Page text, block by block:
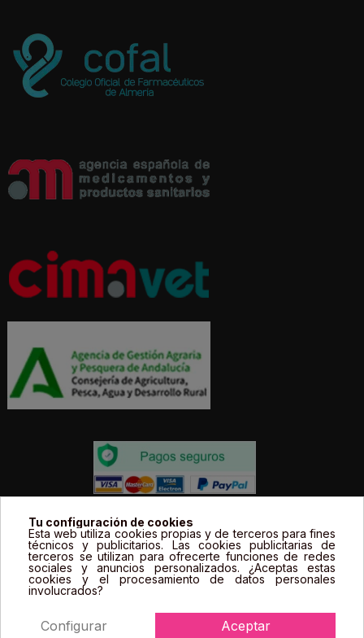
Todos los precios estás expresados en Euros e
incluyen el IVA. | Todas las marcas, logotipos y fotos de
productos son propiedad legal de sus propietarios y
sólo se muestran a título informativo.
Tu configuración de cookies
Esta web utiliza cookies propias y de terceros para fines
técnicos y publicitarios. Las cookies publicitarias de
terceros se utilizan para ofrecerte funciones de redes
sociales y anuncios personalizados. ¿Aceptas estas
cookies y el procesamiento de datos personales
involucrados?
Aceptar
Configurar